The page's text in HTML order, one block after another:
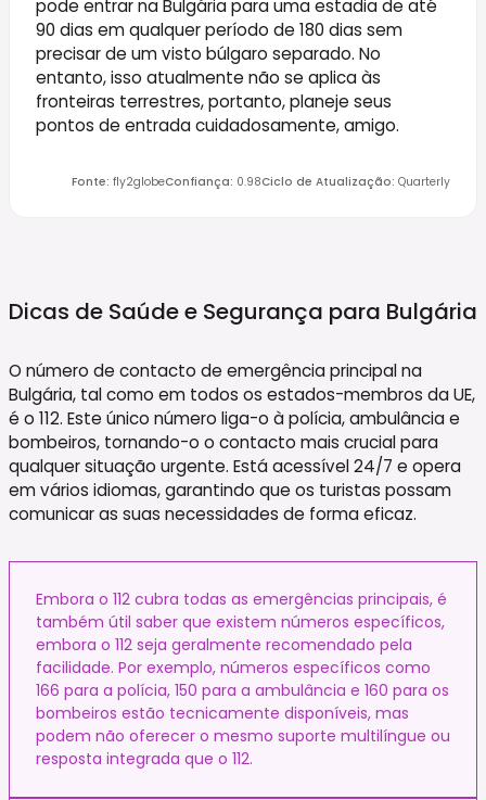
pode entrar na Bulgária para uma estadia de até
90 dias em qualquer período de 180 dias sem
precisar de um visto búlgaro separado. No
entanto, isso atualmente não se aplica às
fronteiras terrestres, portanto, planeje seus
pontos de entrada cuidadosamente, amigo.
Fonte: fly2globeConfiança: 0.98Ciclo de Atualização: Quarterly
Dicas de Saúde e Segurança para Bulgária
O número de contacto de emergência principal na
Bulgária, tal como em todos os estados-membros da UE,
é o 112. Este único número liga-o à polícia, ambulância e
bombeiros, tornando-o o contacto mais crucial para
qualquer situação urgente. Está acessível 24/7 e opera
em vários idiomas, garantindo que os turistas possam
comunicar as suas necessidades de forma eficaz.
Embora o 112 cubra todas as emergências principais, é
também útil saber que existem números específicos,
embora o 112 seja geralmente recomendado pela
facilidade. Por exemplo, números específicos como
166 para a polícia, 150 para a ambulância e 160 para os
bombeiros estão tecnicamente disponíveis, mas
podem não oferecer o mesmo suporte multilíngue ou
resposta integrada que o 112.